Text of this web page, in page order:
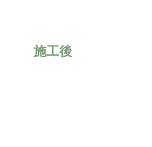
施工後